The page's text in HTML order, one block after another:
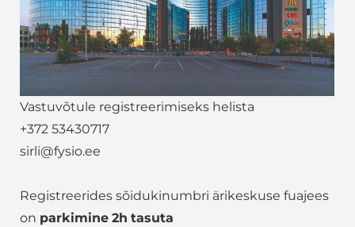
Vastuvõtule registreerimiseks helista
+372 53430717
sirli@fysio.ee
Registreerides sõidukinumbri ärikeskuse fuajees
on parkimine 2h tasuta